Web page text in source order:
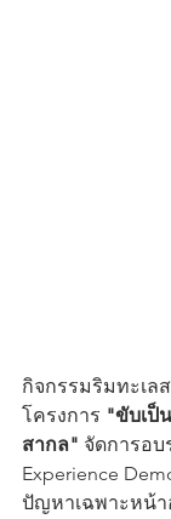
กิจกรรมริมทะเล
โครงการ "ขับเป็
สากล" จัดการอบ
Experience
ปัญหาเฉพาะหน้า